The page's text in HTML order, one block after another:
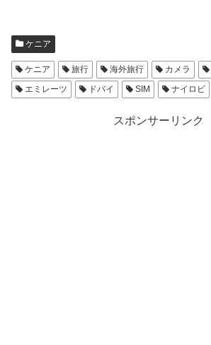
ケニア
ケニア 旅行 海外旅行 カメラ
エミレーツ
ドバイ SIM ナイロビ
スポンサーリンク